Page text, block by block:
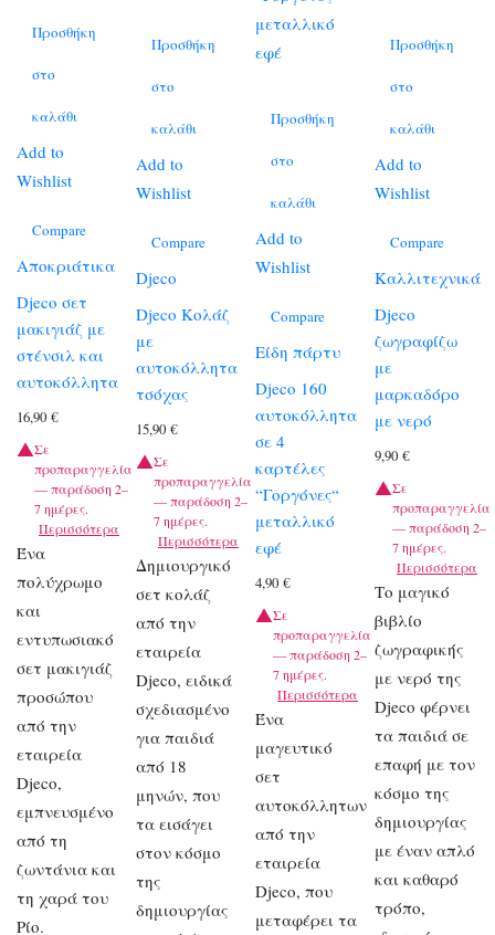
Προσθήκη
στο
καλάθι
Add to
Wishlist
Compare
Αποκριάτικα
Djeco σετ
μακιγιάζ με
στένσιλ και
αυτοκόλλητα
16,90 €
Σε
προπαραγγελία
— παράδοση 2–
7 ημέρες.
Περισσότερα
Ένα
πολύχρωμο
και
εντυπωσιακό
σετ μακιγιάζ
προσώπου
από την
εταιρεία
Djeco,
εμπνευσμένο
από τη
ζωντάνια και
τη χαρά του
Ρίο.
Προσθήκη
στο
καλάθι
Add to
Wishlist
Compare
Djeco
Djeco Κολάζ
με
αυτοκόλλητα
τσόχας
15,90€
Σε
προπαραγγελία
— παράδοση 2–
7 ημέρες.
Περισσότερα
Δημιουργικό
σετ κολάζ
από την
εταιρεία
Djeco, ειδικά
σχεδιασμένο
για παιδιά
από 18
μηνών, που
τα εισάγει
στον κόσμο
της
δημιουργίας
Προσθήκη
στο
καλάθι
Add to
Wishlist
Compare
Είδη πάρτυ
Djeco 160
αυτοκόλλητα
σε 4
καρτέλες
“Γοργόνες“
μεταλλικό
εφέ
4,90€
Σε
προπαραγγελία
— παράδοση 2–
7 ημέρες.
Περισσότερα
Ένα
μαγευτικό
σετ
αυτοκόλλητων
από την
εταιρεία
Djeco, που
μεταφέρει τα
Προσθήκη
στο
καλάθι
Add to
Wishlist
Compare
Καλλιτεχνικά
Djeco
ζωγραφίζω
με
μαρκαδόρο
με νερό
9,90€
Σε
προπαραγγελία
— παράδοση 2–
7 ημέρες.
Περισσότερα
Το μαγικό
βιβλίο
ζωγραφικής
με νερό της
Djeco φέρνει
τα παιδιά σε
επαφή με τον
κόσμο της
δημιουργίας
με έναν απλό
και καθαρό
τρόπο,